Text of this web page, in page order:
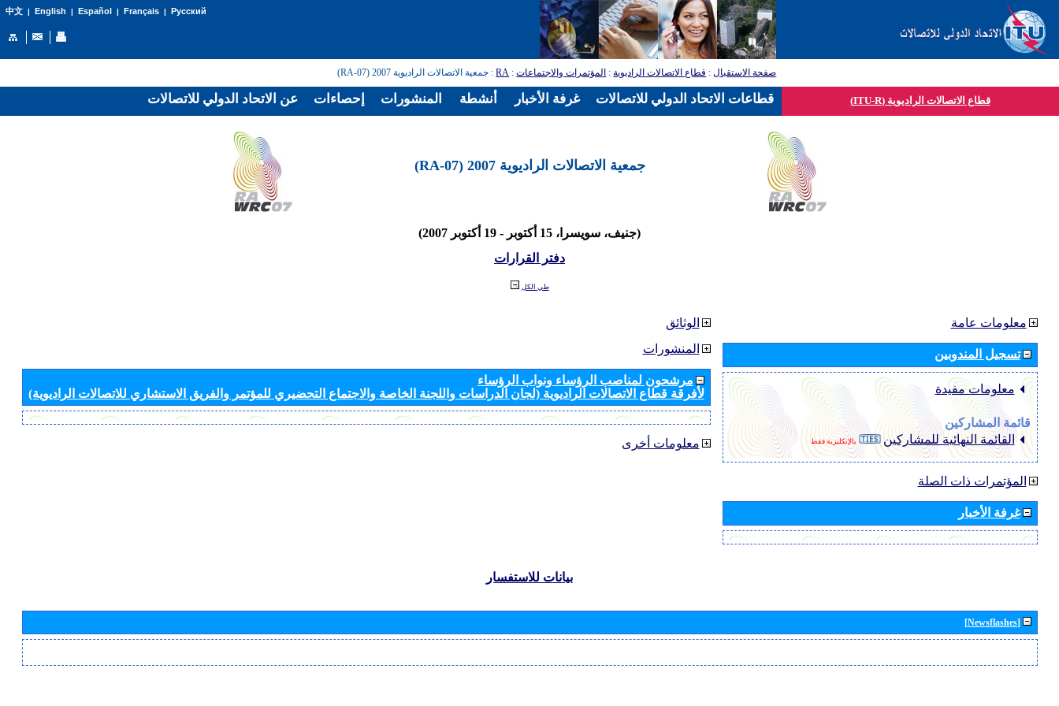
中文| English | Español | Français| Русский
صفحة الاستقبال: قطاع الاتصالات الراديوية: المؤتمرات والاجتماعات:
RA: جمعية الاتصالات الراديوية 2007 (RA-07)
قطاع الاتصالات الراديوية (ITU-R)
جمعية الاتصالات الراديوية 2007 (RA-07)
(جنيف، سويسرا، 15 أكتوبر - 19 أكتوبر 2007)
دفتر القرارات
طي الكل
الوثائق
المنشورات
مرشحون لمناصب الرؤساء ونواب الرؤساء
لأفرقة قطاع الاتصالات الراديوية (لجان الدراسات واللجنة الخاصة والاجتماع التحضيري للمؤتمر والفريق الاستشاري للاتصالات الراديوية)
معلومات أخرى
معلومات عامة
تسجيل المندوبين
معلومات مفيدة
قائمة المشاركين
القائمة النهائية للمشاركين
بالإنكليزية فقط
المؤتمرات ذات الصلة
غرفة الأخبار
بيانات للاستفسار
[Newsflashes]
عن الاتحاد الدولي للاتصالات إحصاءات المنشورات أنشطة غرفة الأخبار قطاعات الاتحاد الدولي للاتصالات